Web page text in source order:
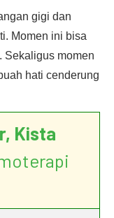
gigi dan
Momen ini bisa
Sekaligus momen
hati cenderung
Kista